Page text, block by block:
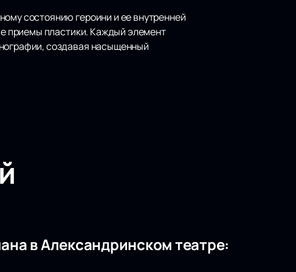
состоянию героини и ее внутренней
приемы пластики. Каждый элемент
создавая насыщенный
в Александринском театре: